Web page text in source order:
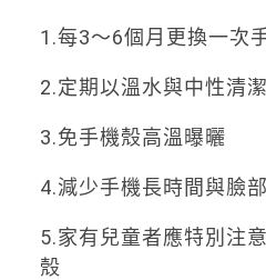
1.每3～6個月更換一次
2.定期以溫水與中性清
3.免手機殼高溫曝曬
4.減少手機長時間與臉
5.家有兒童者應特別注
殼